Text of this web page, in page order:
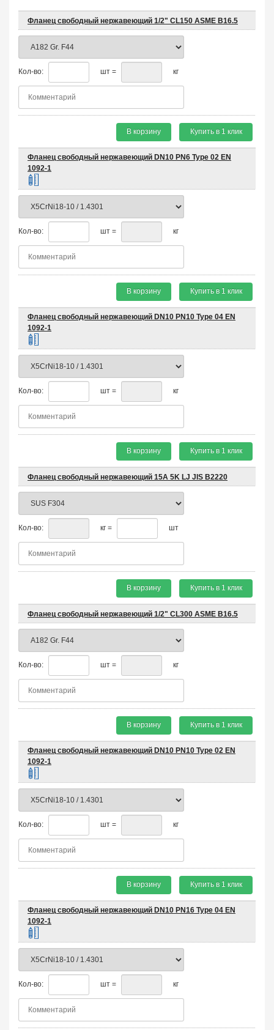
Фланец свободный нержавеющий 1/2" CL150 ASME B16.5
Кол-во: шт = кг
В корзину Купить в 1 клик
Фланец свободный нержавеющий DN10 PN6 Type 02 EN
1092-1
Кол-во: шт = кг
В корзину Купить в 1 клик
Фланец свободный нержавеющий DN10 PN10 Type 04 EN
1092-1
Кол-во: шт = кг
В корзину Купить в 1 клик
Фланец свободный нержавеющий 15A 5K LJ JIS B2220
Кол-во: кг = шт
В корзину Купить в 1 клик
Фланец свободный нержавеющий 1/2" CL300 ASME B16.5
Кол-во: шт = кг
В корзину Купить в 1 клик
Фланец свободный нержавеющий DN10 PN10 Type 02 EN
1092-1
Кол-во: шт = кг
В корзину Купить в 1 клик
Фланец свободный нержавеющий DN10 PN16 Type 04 EN
1092-1
Кол-во: шт = кг